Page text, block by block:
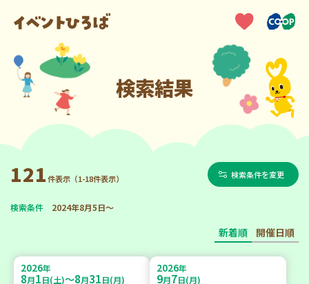
検索結果
121件表示（1-18件表示） 検索条件を変更
検索条件 2024年8月5日～
新着順 開催日順
2026年
8月1日(土)～8月31日(月)
2026年
9月7日(月)